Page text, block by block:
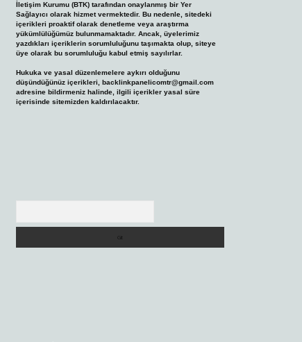
İletişim Kurumu (BTK) tarafından onaylanmış bir Yer
Sağlayıcı olarak hizmet vermektedir. Bu nedenle, sitedeki
içerikleri proaktif olarak denetleme veya araştırma
yükümlülüğümüz bulunmamaktadır. Ancak, üyelerimiz
yazdıkları içeriklerin sorumluluğunu taşımakta olup, siteye
üye olarak bu sorumluluğu kabul etmiş sayılırlar.
Hukuka ve yasal düzenlemelere aykırı olduğunu
düşündüğünüz içerikleri, backlinkpanelicomtr@gmail.com
adresine bildirmeniz halinde, ilgili içerikler yasal süre
içerisinde sitemizden kaldırılacaktır.